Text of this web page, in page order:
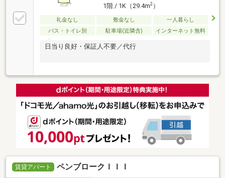
1階 / 1K（29.4m2）
礼金なし 敷金なし
一人暮らし
バス・トイレ別
駐車場(近隣含) インターネット無料
日当り良好・保証人不要／代行
賃貸アパート ペンブロークＩＩＩ